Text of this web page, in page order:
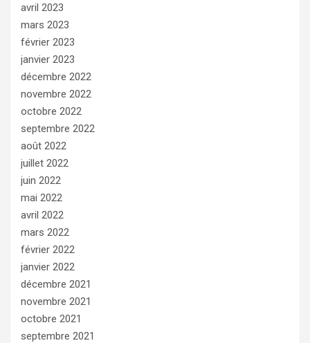
avril 2023
mars 2023
février 2023
janvier 2023
décembre 2022
novembre 2022
octobre 2022
septembre 2022
août 2022
juillet 2022
juin 2022
mai 2022
avril 2022
mars 2022
février 2022
janvier 2022
décembre 2021
novembre 2021
octobre 2021
septembre 2021